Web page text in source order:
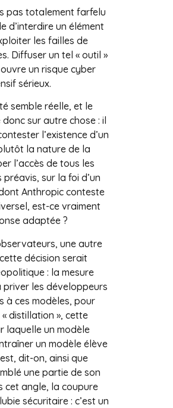
pas totalement farfelu
d’interdire un élément
les failles de
Diffuser un tel « outil »
un risque cyber
sérieux.
semble réelle, et le
sur autre chose : il
l’existence d’un
la nature de la
l’accès de tous les
sur la foi d’un
Anthropic conteste
est-ce vraiment
adaptée ?
une autre
décision serait
: la mesure
les développeurs
à ces modèles, pour
distillation », cette
laquelle un modèle
un modèle élève
dit-on, ainsi que
une partie de son
cet angle, la coupure
sécuritaire : c’est un